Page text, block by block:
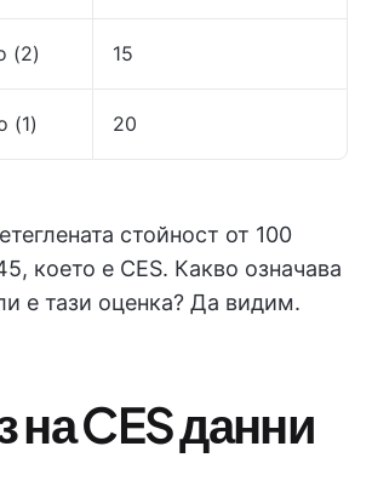
(2) 15
(1) 20
стойност от 100
което е CES. Какво означава
е тази оценка? Да видим.
на CES данни